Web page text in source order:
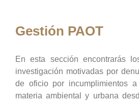
Gestión PAOT
En esta sección encontrarás
investigación motivadas por
de oficio por incumplimientos
materia ambiental y urbana